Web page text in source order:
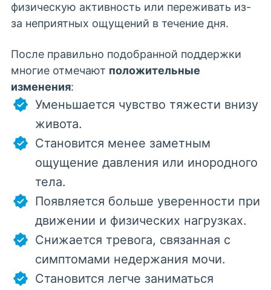
физическую активность или переживать из-
за неприятных ощущений в течение дня.
После правильно подобранной поддержки
многие отмечают положительные
изменения:
Уменьшается чувство тяжести внизу
живота.
Становится менее заметным
ощущение давления или инородного
тела.
Появляется больше уверенности при
движении и физических нагрузках.
Снижается тревога, связанная с
симптомами недержания мочи.
Становится легче заниматься